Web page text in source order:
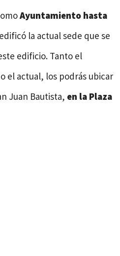
Ayuntamiento hasta
la actual sede que se
edificio. Tanto el
el actual, los podrás ubicar
Juan Bautista, en la Plaza